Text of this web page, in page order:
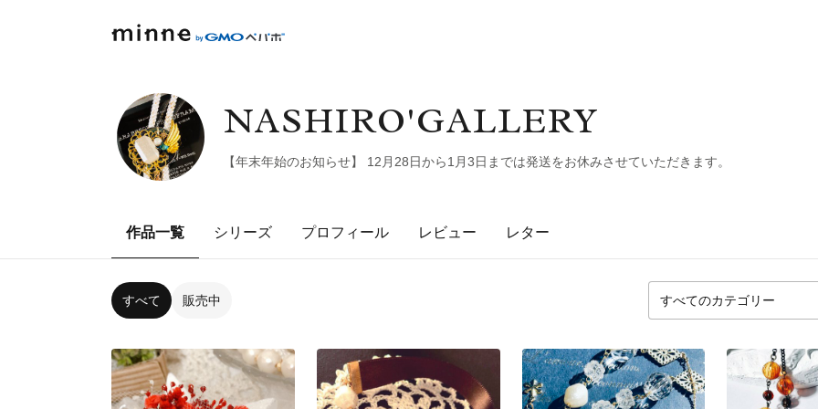
NASHIRO'GALLERY
【年末年始のお知らせ】 12月28日から1月3日までは発送をお休みさせていただきます。
作品一覧 シリーズ プロフィール レビュー レター
すべて 販売中